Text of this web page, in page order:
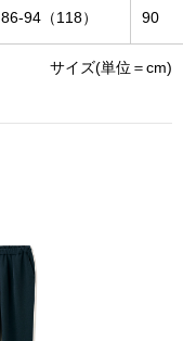
ファッション
86-94（118） 90
サイズ(単位＝cm)